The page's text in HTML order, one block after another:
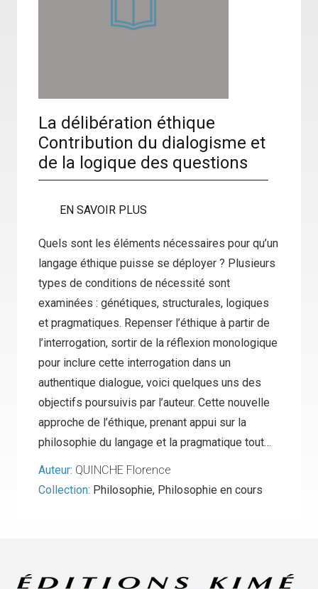
La délibération éthique
Contribution du dialogisme et
de la logique des questions
EN SAVOIR PLUS
Quels sont les éléments nécessaires pour qu’un
langage éthique puisse se déployer ? Plusieurs
types de conditions de nécessité sont
examinées : génétiques, structurales, logiques
et pragmatiques. Repenser l’éthique à partir de
l’interrogation, sortir de la réflexion monologique
pour inclure cette interrogation dans un
authentique dialogue, voici quelques uns des
objectifs poursuivis par l’auteur. Cette nouvelle
approche de l’éthique, prenant appui sur la
philosophie du langage et la pragmatique tout…
Auteur: QUINCHE Florence
Collection: Philosophie, Philosophie en cours